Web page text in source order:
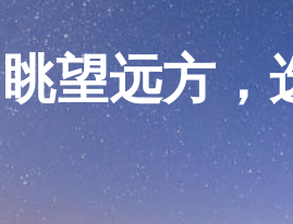
眺望远方，